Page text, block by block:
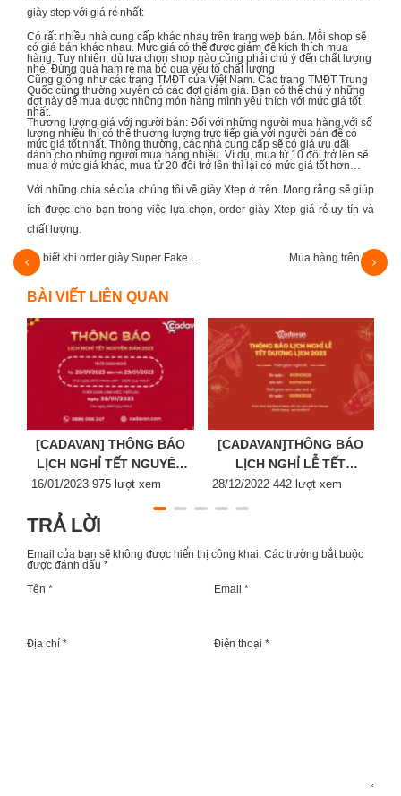
giày step với giá rẻ nhất:
Có rất nhiều nhà cung cấp khác nhau trên trang web bán. Mỗi shop sẽ
có giá bán khác nhau. Mức giá có thể được giảm để kích thích mua
hàng. Tuy nhiên, dù lựa chọn shop nào cũng phải chú ý đến chất lượng
nhé. Đừng quá ham rẻ mà bỏ qua yếu tố chất lượng
Cũng giống như các trang TMĐT của Việt Nam. Các trang TMĐT Trung
Quốc cũng thường xuyên có các đợt giảm giá. Bạn có thể chú ý những
đợt này để mua được những món hàng mình yêu thích với mức giá tốt
nhất.
Thương lượng giá với người bán: Đối với những người mua hàng với số
lượng nhiều thì có thể thương lượng trực tiếp giá với người bán để có
mức giá tốt nhất. Thông thường, các nhà cung cấp sẽ có giá ưu đãi
dành cho những người mua hàng nhiều. Ví dụ, mua từ 10 đôi trở lên sẽ
mua ở mức giá khác, mua từ 20 đôi trở lên thì lại có mức giá tốt hơn…
Với những chia sẻ của chúng tôi về giày Xtep ở trên. Mong rằng sẽ giúp
ích được cho bạn trong việc lựa chọn, ordergiày Xtep giá rẻ uy tín và
chất lượng.
Mua hàng trên Pinduoduo - Bạn đã biết chưa?
BÀI VIẾT LIÊN QUAN
[CADAVAN] THÔNG BÁO
LỊCH NGHỈ TẾT NGUYÊN
ĐÁN 2023
Posted
16/01/2023 975 lượt xem
[CADAVAN]THÔNG BÁO
LỊCH NGHỈ LỄ TẾT
DƯƠNG LỊCH 2023
Posted
28/12/2022 442 lượt xem
TRẢ LỜI
Email của bạn sẽ không được hiển thị công khai. Các trường bắt buộc
được đánh dấu *
Tên *
Email *
Địa chỉ * Điện thoại *